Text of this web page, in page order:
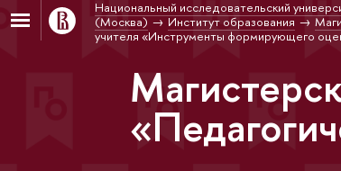
Национальный исследовательский
(Москва)
Институт образования
учителя «Инструменты формирующего